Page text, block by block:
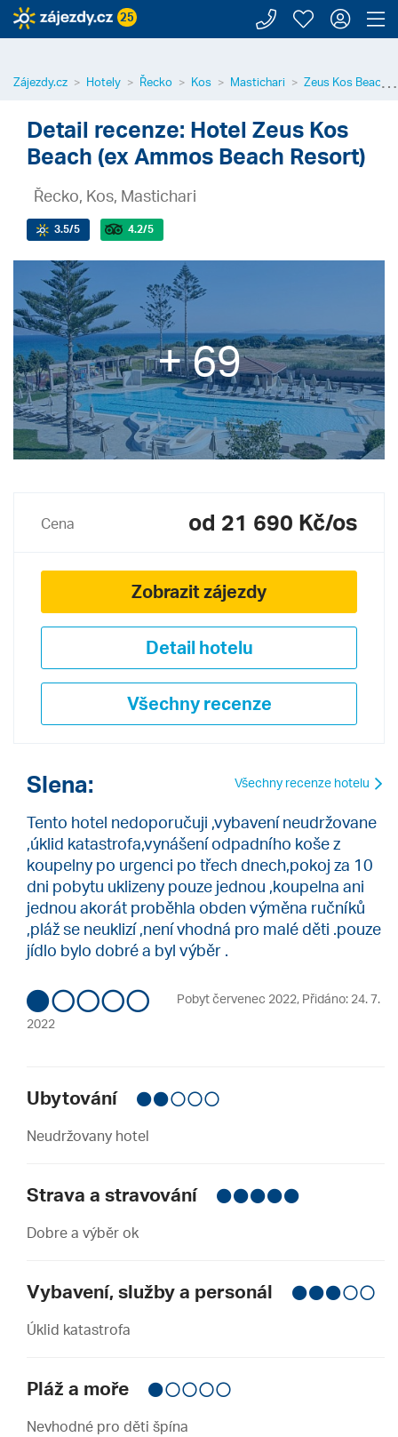
25 Zavolejte
Moje
⋯
Zájezdy.cz Hotely Řecko Kos Mastichari Zeus Kos Beach
Detail recenze: Hotel Zeus Kos
Beach (ex Ammos Beach Resort)
Řecko, Kos, Mastichari
3.5/5 4.2/5
+ 69
Cena od 21 690 Kč/os
Zobrazit zájezdy
Detail hotelu
Všechny recenze
Všechny recenze hotelu
Slena:
Tento hotel nedoporučuji ,vybavení neudržovane
,úklid katastrofa,vynášení odpadního koše z
koupelny po urgenci po třech dnech,pokoj za 10
dni pobytu uklizeny pouze jednou ,koupelna ani
jednou akorát proběhla obden výměna ručníků
,pláž se neuklizí ,není vhodná pro malé děti .pouze
jídlo bylo dobré a byl výběr .
Pobyt červenec 2022, Přidáno: 24. 7.
2022
Ubytování
Neudržovany hotel
Strava a stravování
Dobre a výběr ok
Vybavení, služby a personál
Úklid katastrofa
Pláž a moře
Nevhodné pro děti špína